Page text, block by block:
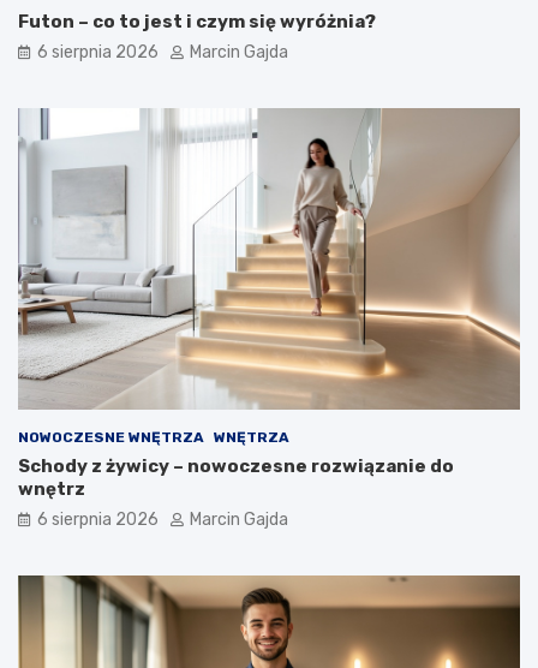
n
i
a
ą
c
y
c
h
?
Futon – co to jest i czym się wyróżnia?
6 sierpnia 2026 Marcin Gajda
NOWOCZESNE WNĘTRZA WNĘTRZA
Schody z żywicy – nowoczesne rozwiązanie do
wnętrz
6 sierpnia 2026 Marcin Gajda